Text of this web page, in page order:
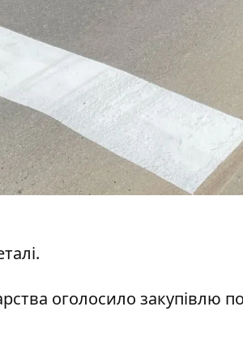
оголосило закупівлю